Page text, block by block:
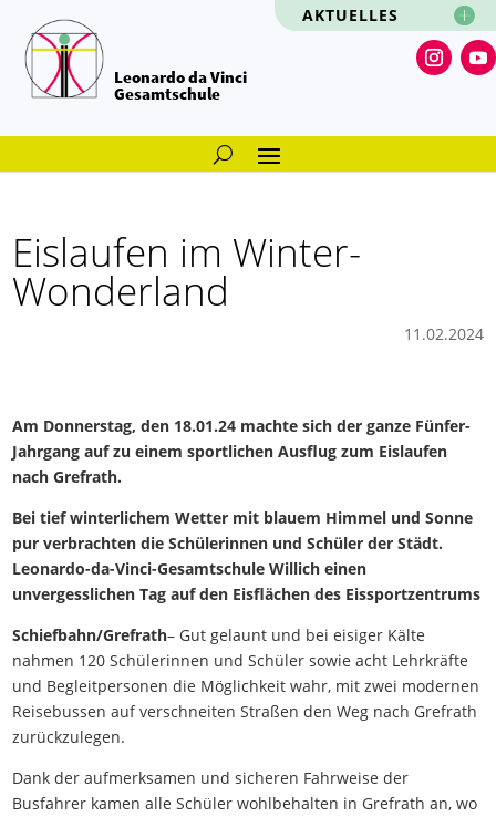
AKTUELLES
Leonardo da Vinci
Gesamtschule
Eislaufen im Winter-
Wonderland
11.02.2024
Am Donnerstag, den 18.01.24 machte sich der ganze Fünfer-
Jahrgang auf zu einem sportlichen Ausflug zum Eislaufen
nach Grefrath.
Bei tief winterlichem Wetter mit blauem Himmel und Sonne
pur verbrachten die Schülerinnen und Schüler der Städt.
Leonardo-da-Vinci-Gesamtschule Willich einen
unvergesslichen Tag auf den Eisflächen des Eissportzentrums
Schiefbahn/Grefrath– Gut gelaunt und bei eisiger Kälte
nahmen 120 Schülerinnen und Schüler sowie acht Lehrkräfte
und Begleitpersonen die Möglichkeit wahr, mit zwei modernen
Reisebussen auf verschneiten Straßen den Weg nach Grefrath
zurückzulegen.
Dank der aufmerksamen und sicheren Fahrweise der
Busfahrer kamen alle Schüler wohlbehalten in Grefrath an, wo